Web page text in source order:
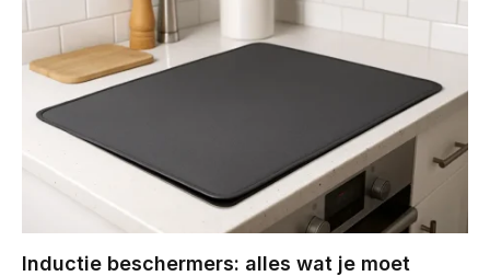
Inductie beschermers: alles wat je moet